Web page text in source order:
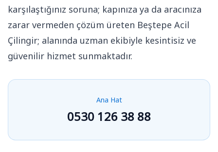
karşılaştığınız soruna; kapınıza ya da aracınıza
zarar vermeden çözüm üreten Beştepe Acil
Çilingir; alanında uzman ekibiyle kesintisiz ve
güvenilir hizmet sunmaktadır.
Ana Hat
0530 126 38 88